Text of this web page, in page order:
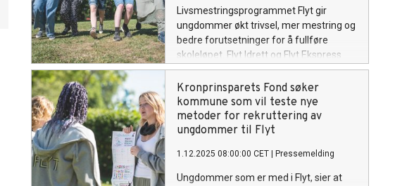
Livsmestringsprogrammet Flyt gir
ungdommer økt trivsel, mer mestring og
bedre forutsetninger for å fullføre
skoleløpet. Flyt Idrett og Flyt Ekspress
kan bidra til å forebygge utenforskap
blant ungdom. Det viser en ny
sluttrapport fra NOVA ved OsloMet. Flyt-
programmene er utviklet av
Kronprinsparets Fond og bygger på
Kronprinsparets Fond søker
kommune som vil teste nye
metoder for rekruttering av
ungdommer til Flyt
1.12.2025 08:00:00 CET Pressemelding
Ungdommer som er med i Flyt, sier at